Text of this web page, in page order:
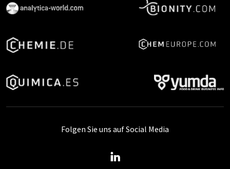
Folgen Sie uns auf Social Media